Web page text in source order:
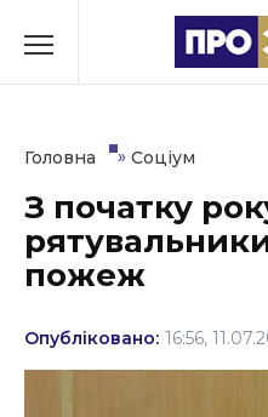
до
Культура
Освіта
Події
Головна » Соціум
З початку
пожеж
Опубліковано: 16:56,